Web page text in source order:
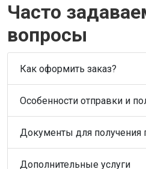
Часто
вопросы
Как оформить заказ?
Особенности отправки и
Документы для получения
Дополнительные услуги